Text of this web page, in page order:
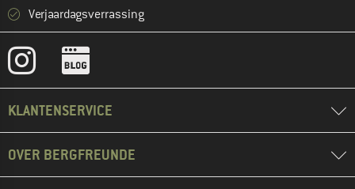
Verjaardagsverrassing
KLANTENSERVICE
OVER BERGFREUNDE